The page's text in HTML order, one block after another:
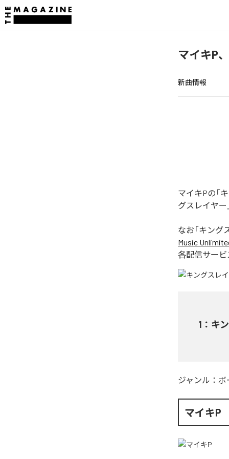
マイキP
新曲情報
マイキPの「
グスレイヤー
なお「キング
Music
各配信サービ
1 ： キ
ジャンル： ボ
マイキP